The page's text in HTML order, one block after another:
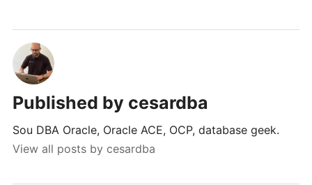
Published by cesardba
Sou DBA Oracle, Oracle ACE, OCP, database geek.
View all posts by cesardba